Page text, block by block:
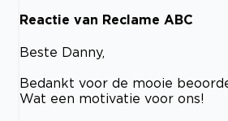
Reactie van Reclame ABC
Beste Danny,
Bedankt voor de mooie
Wat een motivatie voor ons!